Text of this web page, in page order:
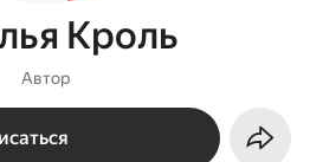
Кроль
Автор